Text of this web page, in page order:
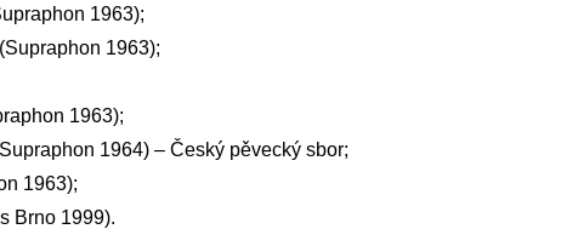
1963);
1963);
1963);
1964) – Český pěvecký sbor;
1963);
Brno 1999).